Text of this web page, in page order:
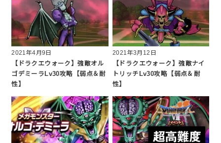
2021年4月9日
【ドラクエウォーク】強敵オル
ゴデミーラLv30攻略【弱点＆耐
性】
2021年3月12日
【ドラクエウォーク】強敵ナイ
トリッチLv30攻略【弱点＆耐
性】